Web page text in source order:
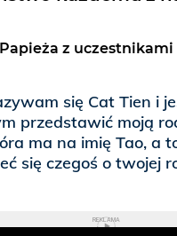
z
się Cat Tien i
przedstawić moją
ma na imię Tao, a
się czegoś o twojej
REKLAMA